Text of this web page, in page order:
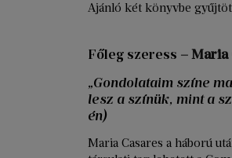
Ajánló két könyvbe
Főleg szeress – Maria
„Gondolataim színe
lesz a színük, mint a
én)
Maria Casares a háború